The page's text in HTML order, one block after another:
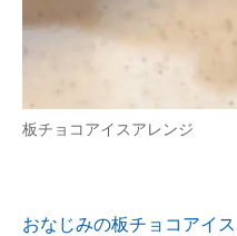
ちょっと気になるネットの話題
板チョコアイスアレンジ
おなじみの板チョコアイス